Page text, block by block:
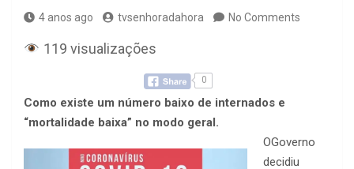
4 anos ago tvsenhoradahora No Comments
119 visualizações
0
Como existe um número baixo de internados e
“mortalidade baixa” no modo geral.
OGoverno
decidiu